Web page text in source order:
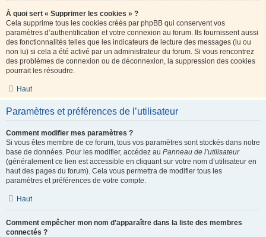
À quoi sert « Supprimer les cookies » ?
Cela supprime tous les cookies créés par phpBB qui conservent vos
paramètres d’authentification et votre connexion au forum. Ils fournissent aussi
des fonctionnalités telles que les indicateurs de lecture des messages (lu ou
non lu) si cela a été activé par un administrateur du forum. Si vous rencontrez
des problèmes de connexion ou de déconnexion, la suppression des cookies
pourrait les résoudre.
Haut
Paramètres et préférences de l’utilisateur
Comment modifier mes paramètres ?
Si vous êtes membre de ce forum, tous vos paramètres sont stockés dans notre
base de données. Pour les modifier, accédez au Panneau de l’utilisateur
(généralement ce lien est accessible en cliquant sur votre nom d’utilisateur en
haut des pages du forum). Cela vous permettra de modifier tous les
paramètres et préférences de votre compte.
Haut
Comment empêcher mon nom d’apparaître dans la liste des membres
connectés ?